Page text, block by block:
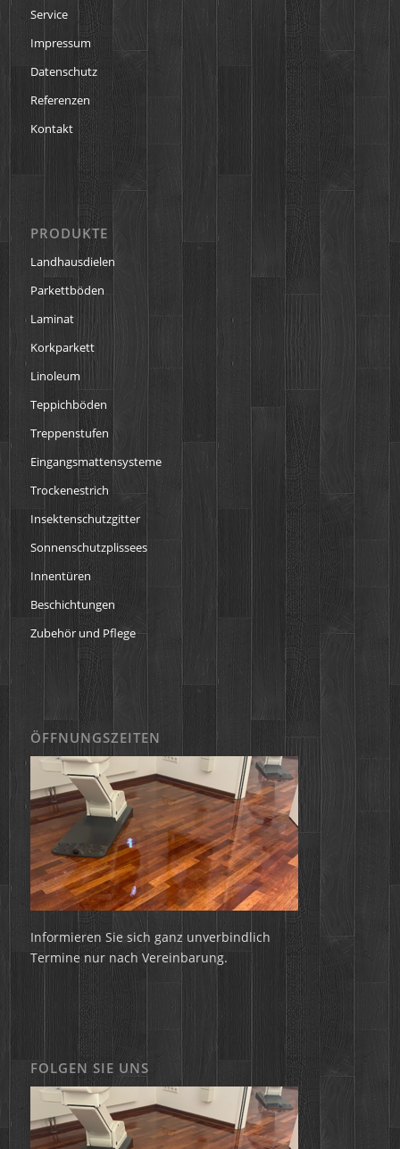
Service
Impressum
Datenschutz
Referenzen
Kontakt
PRODUKTE
Landhausdielen
Parkettböden
Laminat
Korkparkett
Linoleum
Teppichböden
Treppenstufen
Eingangsmattensysteme
Trockenestrich
Insektenschutzgitter
Sonnenschutzplissees
Innentüren
Beschichtungen
Zubehör und Pflege
ÖFFNUNGSZEITEN
Informieren Sie sich ganz unverbindlich
Termine nur nach Vereinbarung.
FOLGEN SIE UNS